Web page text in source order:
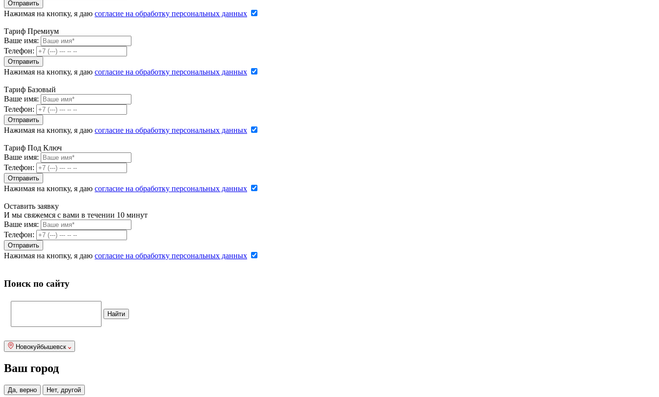
Нажимая на кнопку, я даю согласие на обработку персональных данных
Тариф Премиум
Ваше имя:
Телефон:
Нажимая на кнопку, я даю согласие на обработку персональных данных
Тариф Базовый
Ваше имя:
Телефон:
Нажимая на кнопку, я даю согласие на обработку персональных данных
Тариф Под Ключ
Ваше имя:
Телефон:
Нажимая на кнопку, я даю согласие на обработку персональных данных
Оставить заявку
И мы свяжемся с вами в течении 10 минут
Ваше имя:
Телефон:
Нажимая на кнопку, я даю согласие на обработку персональных данных
Поиск по сайту
Новокуйбышевск
Ваш город
Да, верно Нет, другой